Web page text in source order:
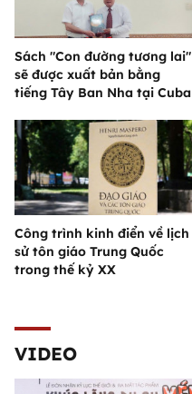
Sách "Con đường tương lai"
sẽ được xuất bản bằng
tiếng Tây Ban Nha tại Cuba
Công trình kinh điển về lịch
sử tôn giáo Trung Quốc
trong thế kỷ XX
VIDEO